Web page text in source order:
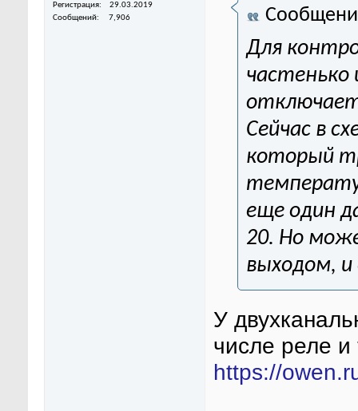
Регистрация
29.03.2019
Сообщений
7,906
Для
частенько
отключает
Сейчас в
который
еще один
20. Но
выходом,
У
числе реле
https://